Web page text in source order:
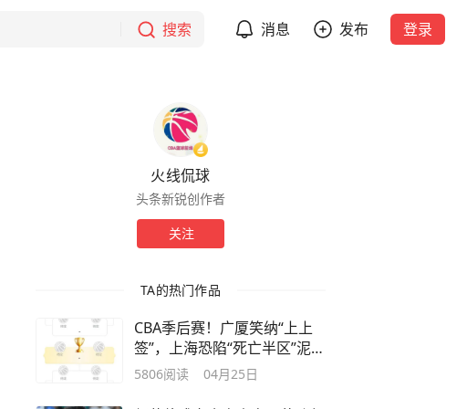
搜索 消息 发布 登录
火线侃球
头条新锐创作者
关注
TA的热门作品
CBA季后赛！广厦笑纳“上上
签”，上海恐陷“死亡半区”泥
潭？
5806阅读 04月25日